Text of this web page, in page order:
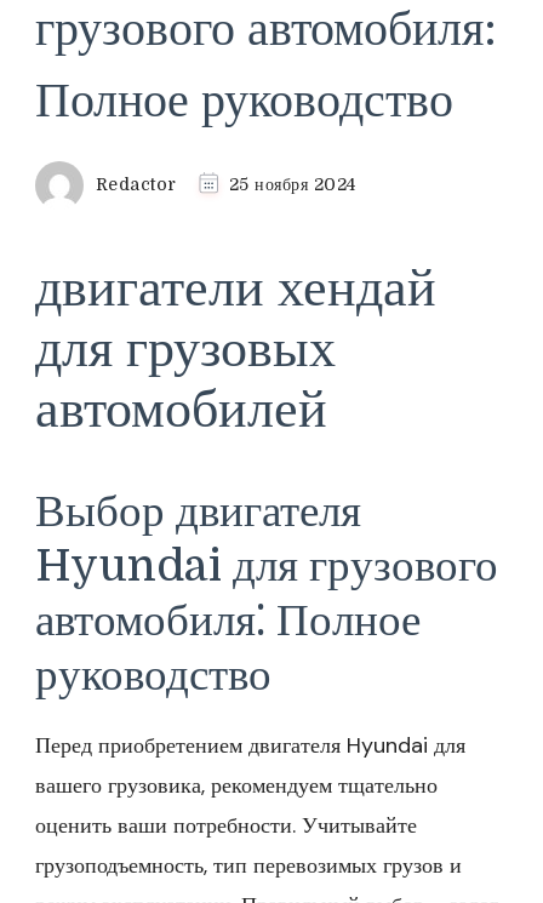
грузового автомобиля:
Полное руководство
Redactor 25 ноября 2024
двигатели хендай
для грузовых
автомобилей
Выбор двигателя
Hyundai для грузового
автомобиля⁚ Полное
руководство
Перед приобретением двигателя Hyundai для
вашего грузовика, рекомендуем тщательно
оценить ваши потребности. Учитывайте
грузоподъемность, тип перевозимых грузов и